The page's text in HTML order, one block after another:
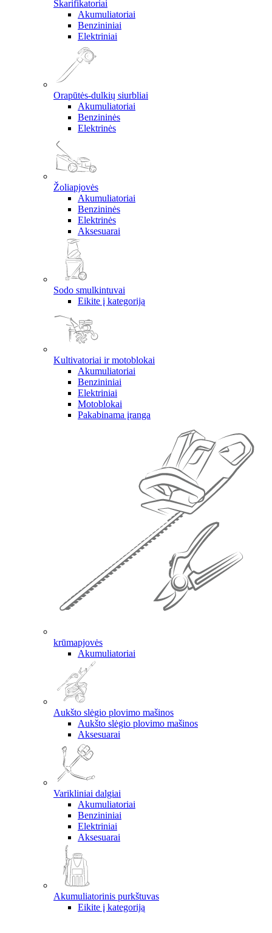
Skarifikatoriai
Akumuliatoriai
Benzininiai
Elektriniai
Orapūtės-dulkių siurbliai
Akumuliatoriai
Benzininės
Elektrinės
Žoliapjovės
Akumuliatoriai
Benzininės
Elektrinės
Aksesuarai
Sodo smulkintuvai
Eikite į kategoriją
Kultivatoriai ir motoblokai
Akumuliatoriai
Benzininiai
Elektriniai
Motoblokai
Pakabinama įranga
krūmapjovės
Akumuliatoriai
Aukšto slėgio plovimo mašinos
Aukšto slėgio plovimo mašinos
Aksesuarai
Varikliniai dalgiai
Akumuliatoriai
Benzininiai
Elektriniai
Aksesuarai
Akumuliatorinis purkštuvas
Eikite į kategoriją